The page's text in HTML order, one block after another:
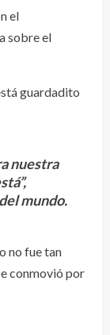
el
sobre el
guardadito
nuestra
mundo.
no fue tan
conmovió por